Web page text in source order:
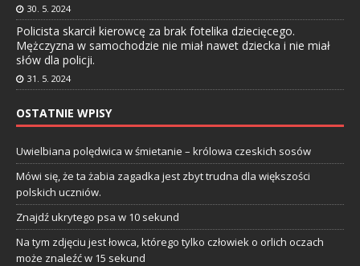
30. 5. 2024
Policista skarcił kierowcę za brak fotelika dziecięcego.
Mężczyzna w samochodzie nie miał nawet dziecka i nie miał
słów dla policji.
31. 5. 2024
OSTATNIE WPISY
Uwielbiana polędwica w śmietanie – królowa czeskich sosów
Mówi się, że ta żabia zagadka jest zbyt trudna dla większości
polskich uczniów.
Znajdź ukrytego psa w 10 sekund
Na tym zdjęciu jest łowca, którego tylko człowiek o orlich oczach
może znaleźć w 15 sekund